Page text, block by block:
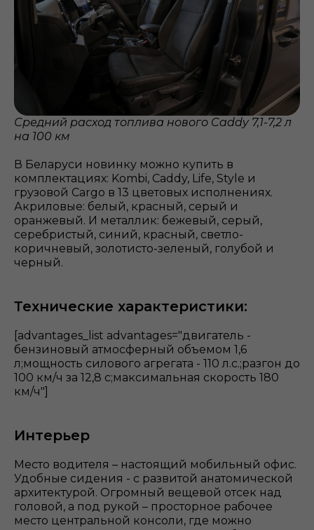
Средний расход топлива нового Caddy 7,1-7,2 л
на 100 км
В Беларуси новинку можно купить в
комплектациях: Kombi, Caddy, Life, Style и
грузовой Cargo в 13 цветовых исполнениях.
Акриловые: белый, красный, серый и
оранжевый. И металлик: бежевый, серый,
серебристый, синий, красный, светло-
коричневый, золотисто-зеленый, голубой и
черный.
Технические характеристики:
[advantages_list advantages="двигатель -
бензиновый атмосферный объемом 1,6
л;мощность силового агрегата - 110 л.с.;разгон до
100 км/ч за 12,8 с;максимальная скорость 180
км/ч"]
Интерьер
Место водителя – настоящий мобильный офис.
Удобные сидения - с развитой анатомической
архитектурой. Огромный вещевой отсек над
головой, а под рукой – просторное рабочее
место центральной консоли, где можно